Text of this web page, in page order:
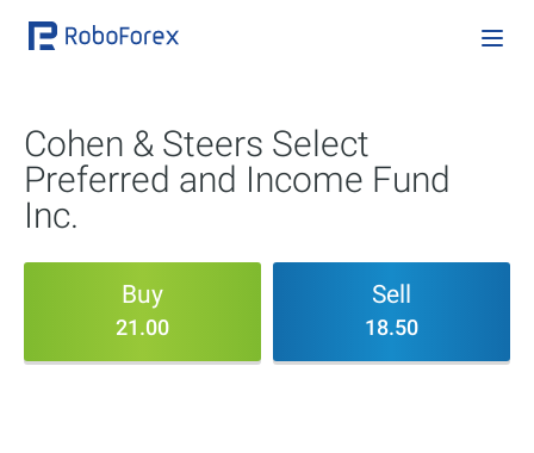
Cohen & Steers Select
Preferred and Income Fund
Inc.
Buy
21.00
Sell
18.50